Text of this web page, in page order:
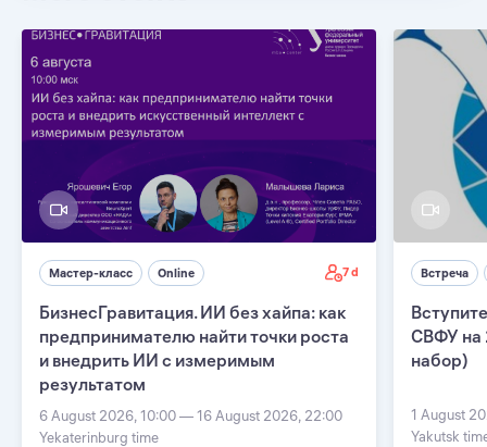
Мастер-класс Online 7 d
БизнесГравитация. ИИ без хайпа: как
предпринимателю найти точки роста
и внедрить ИИ с измеримым
результатом
6 August 2026, 10:00 — 16 August 2026, 22:00
Yekaterinburg time
Встреча
СВФУ на
набор)
1 August
Yakutsk